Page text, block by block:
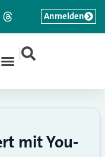
|
Anmelden
mit You-